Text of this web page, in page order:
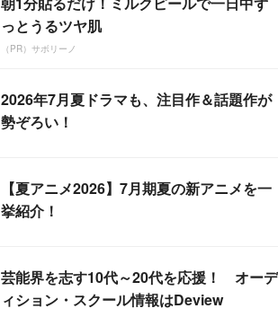
っとうるツヤ肌
（PR）サボリーノ
2026年7月夏ドラマも、注目作＆話題作が
勢ぞろい！
【夏アニメ2026】7月期夏の新アニメを一
挙紹介！
芸能界を志す10代～20代を応援！ オーデ
ィション・スクール情報はDeview